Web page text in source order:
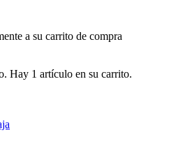
a su carrito de compra
Hay 1 artículo en su carrito.